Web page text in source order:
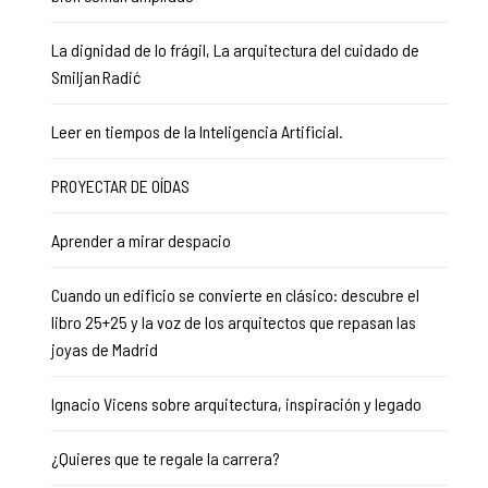
La dignidad de lo frágil, La arquitectura del cuidado de
Smiljan Radić
Leer en tiempos de la Inteligencia Artificial.
PROYECTAR DE OÍDAS
Aprender a mirar despacio
Cuando un edificio se convierte en clásico: descubre el
libro 25+25 y la voz de los arquitectos que repasan las
joyas de Madrid
Ignacio Vicens sobre arquitectura, inspiración y legado
¿Quieres que te regale la carrera?